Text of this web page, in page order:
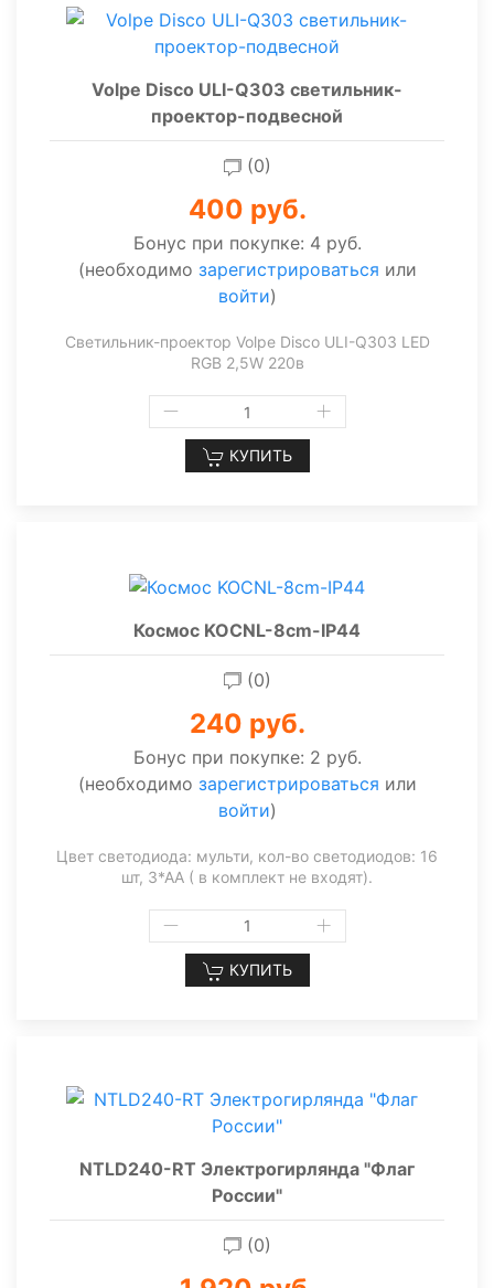
Volpe Disco ULI-Q303 светильник-
проектор-подвесной
(0)
400 руб.
Бонус при покупке: 4 руб.
(необходимо зарегистрироваться или
войти)
Светильник-проектор Volpe Disco ULI-Q303 LED
RGB 2,5W 220в
КУПИТЬ
Космос KOCNL-8cm-IP44
(0)
240 руб.
Бонус при покупке: 2 руб.
(необходимо зарегистрироваться или
войти)
Цвет светодиода: мульти, кол-во светодиодов: 16
шт, 3*АА ( в комплект не входят).
КУПИТЬ
NTLD240-RT Электрогирлянда "Флаг
России"
(0)